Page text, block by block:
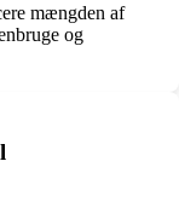
mængden af
og